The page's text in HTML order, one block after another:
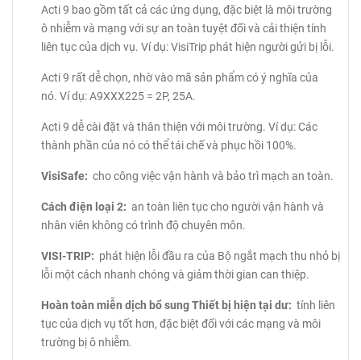
Acti 9 bao gồm tất cả các ứng dụng, đặc biệt là môi trường
ô nhiễm và mạng với sự an toàn tuyệt đối và cải thiện tính
liên tục của dịch vụ. Ví dụ: VisiTrip phát hiện người gửi bị lỗi.
Acti 9 rất dễ chọn, nhờ vào mã sản phẩm có ý nghĩa của
nó. Ví dụ: A9XXX225 = 2P, 25A.
Acti 9 dễ cài đặt và thân thiện với môi trường. Ví dụ: Các
thành phần của nó có thể tái chế và phục hồi 100%.
VisiSafe: cho công việc vận hành và bảo trì mạch an toàn.
Cách điện loại 2: an toàn liên tục cho người vận hành và
nhân viên không có trình độ chuyên môn.
VISI-TRIP: phát hiện lỗi đầu ra của Bộ ngắt mạch thu nhỏ bị
lỗi một cách nhanh chóng và giảm thời gian can thiệp.
Hoàn toàn miễn dịch bổ sung Thiết bị hiện tại dư: tính liên
tục của dịch vụ tốt hơn, đặc biệt đối với các mạng và môi
trường bị ô nhiễm.